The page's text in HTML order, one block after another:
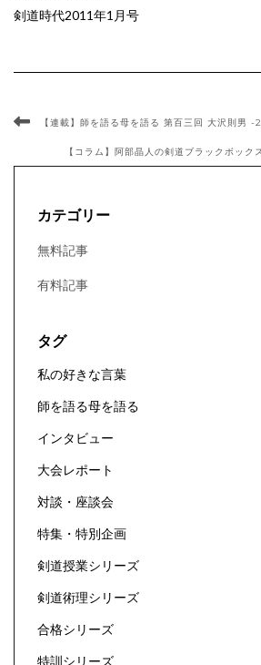
剣道時代2011年1月号
【連載】師を語る母を語る 第百三回 大沢則男 -
【コラム】阿部晶人の剣道ブラックボッ
カテゴリー
無料記事
有料記事
タグ
私の好きな言葉
師を語る母を語る
インタビュー
大会レポート
対談・座談会
特集・特別企画
剣道授業シリーズ
剣道術理シリーズ
合格シリーズ
特訓シリーズ